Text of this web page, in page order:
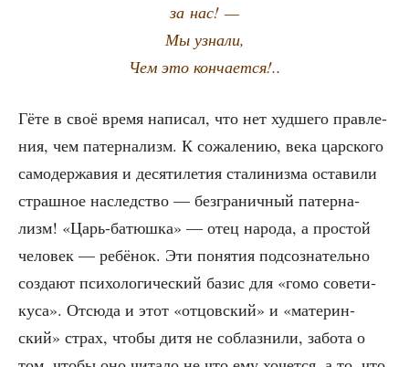
за нас! —
Мы узнали,
Чем это кончается!..
Гёте в своё вре­мя напи­сал, что нет худ­ше­го прав­ле­
ния, чем патер­на­лизм. К сожа­ле­нию, века цар­ско­го
само­дер­жа­вия и деся­ти­ле­тия ста­ли­низ­ма оста­ви­ли
страш­ное наслед­ство — без­гра­нич­ный патер­на­
лизм! «Царь-батюш­ка» — отец наро­да, а про­стой
чело­век — ребё­нок. Эти поня­тия под­со­зна­тель­но
созда­ют пси­хо­ло­ги­че­ский базис для «гомо сове­ти­
ку­са». Отсю­да и этот «отцов­ский» и «мате­рин­
ский» страх, что­бы дитя не соблаз­ни­ли, забо­та о